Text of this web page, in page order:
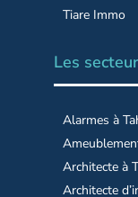
Tiare Immo
Les
Alarmes à
Architecte à
Architecte